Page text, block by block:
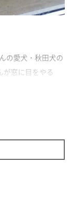
の愛犬・秋田犬の
が窓に目をやる
のある人はいます
します。